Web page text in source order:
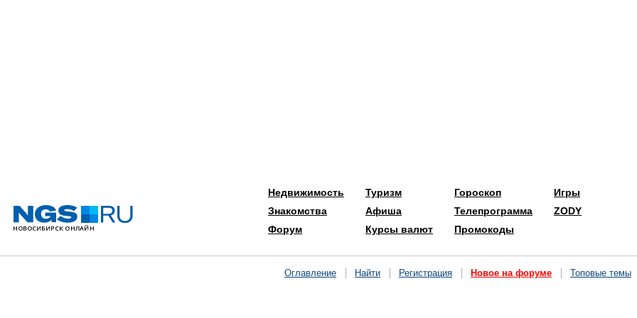
Недвижимость
Знакомства
Форум
Туризм
Афиша
Курсы валют
Гороскоп
Телепрограмма
Промокоды
Игры
ZODY
Оглавление Найти Регистрация Новое на форуме Топовые темы